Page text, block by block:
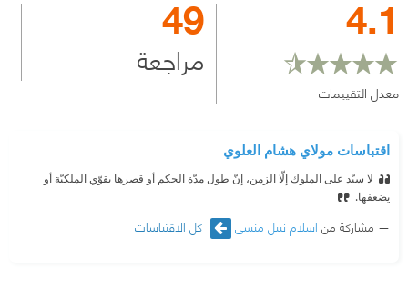
4.1
معدل التقييمات
49
مراجعة
اقتباسات مولاي هشام العلوي
‫لا سيّد على الملوك إلّا الزمن، إنّ طول مدّة الحكم أو قصرها يقوّي الملكيّة أو
يضعفها.
مشاركة من اسلام نبيل منسى كل الاقتباسات